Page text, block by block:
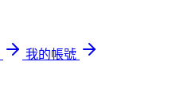
我的帳號